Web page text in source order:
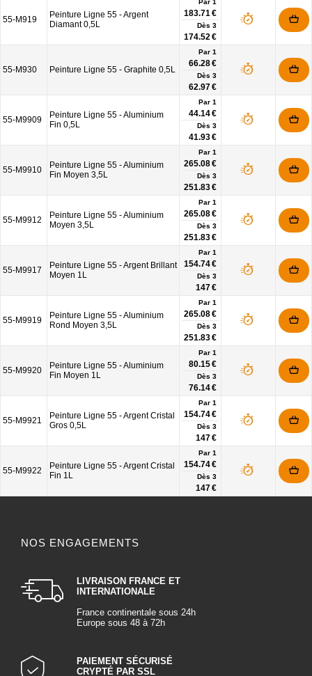
55-M919
Peinture Ligne 55 - Argent
Diamant 0,5L
Par 1
183.71 €
Dès 3
174.52 €
55-M930 Peinture Ligne 55 - Graphite 0,5L
Par 1
66.28 €
Dès 3
62.97 €
55-M9909
Peinture Ligne 55 - Aluminium
Fin 0,5L
Par 1
44.14 €
Dès 3
41.93 €
55-M9910
Peinture Ligne 55 - Aluminium
Fin Moyen 3,5L
Par 1
265.08 €
Dès 3
251.83 €
55-M9912
Peinture Ligne 55 - Aluminium
Moyen 3,5L
Par 1
265.08 €
Dès 3
251.83 €
55-M9917
Peinture Ligne 55 - Argent Brillant
Moyen 1L
Par 1
154.74 €
Dès 3
147 €
55-M9919
Peinture Ligne 55 - Aluminium
Rond Moyen 3,5L
Par 1
265.08 €
Dès 3
251.83 €
55-M9920
Peinture Ligne 55 - Aluminium
Fin Moyen 1L
Par 1
80.15 €
Dès 3
76.14 €
55-M9921
Peinture Ligne 55 - Argent Cristal
Gros 0,5L
Par 1
154.74 €
Dès 3
147 €
55-M9922
Peinture Ligne 55 - Argent Cristal
Fin 1L
Par 1
154.74 €
Dès 3
147 €
NOS ENGAGEMENTS
LIVRAISON FRANCE ET
INTERNATIONALE
France continentale sous 24h
Europe sous 48 à 72h
PAIEMENT SÉCURISÉ
CRYPTÉ PAR SSL